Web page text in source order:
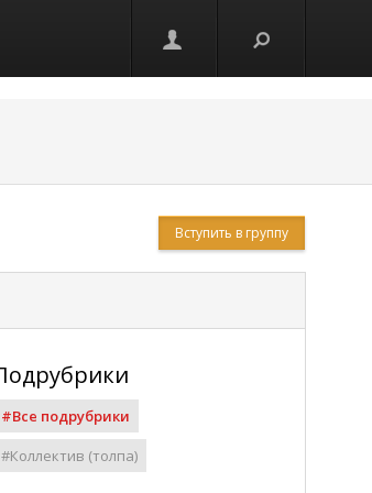
Вступить в группу
#Все подрубрики
#Коллектив (толпа)